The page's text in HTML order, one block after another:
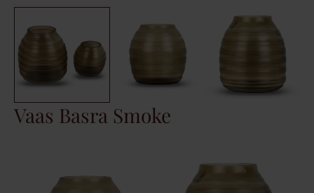
Vaas Basra Smoke